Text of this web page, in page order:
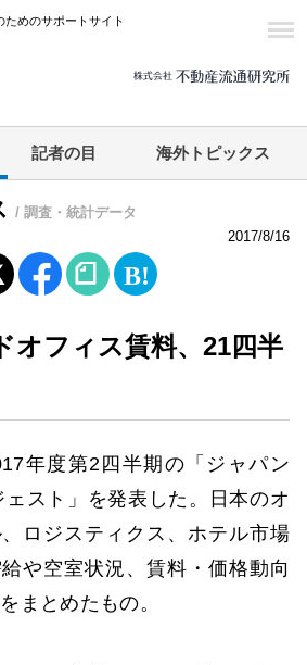
めのサポートサイト
記者の目 海外トピックス
/ 調査・統計データ
2017/8/16
オフィス賃料、21四半
年度第2四半期の「ジャパン
スト」を発表した。日本のオ
ロジスティクス、ホテル市場
や空室状況、賃料・価格動向
まとめたもの。